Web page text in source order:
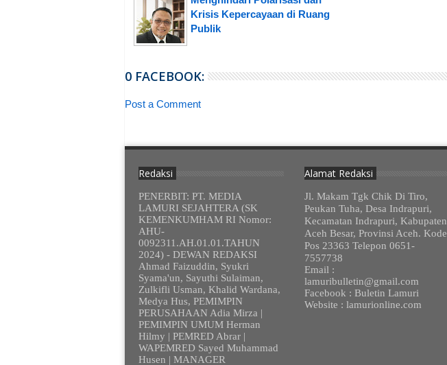
Krisis Kepercayaan di Ruang
Publik
0 FACEBOOK:
Post a Comment
Redaksi
PENERBIT: PT. MEDIA
LAMURI SEJAHTERA (SK
KEMENKUMHAM RI Nomor:
AHU-
0092311.AH.01.01.TAHUN
2024) - DEWAN REDAKSI
Ahmad Faizuddin, Syukri
Syama'un, Sayuthi Sulaiman,
Zulkifli Usman, Khalid Wardana,
Medya Hus, PEMIMPIN
PERUSAHAAN Adia Mirza |
PEMIMPIN UMUM Herman
Hilmy | PEMRED Abrar |
WAPEMRED Sayed Muhammad
Husen | MANAGER
Alamat Redaksi
Jl. Makam Tgk Chik Di Tiro,
Peukan Tuha, Desa Indrapuri,
Kecamatan Indrapuri, Kabupaten
Aceh Besar, Provinsi Aceh. Kode
Pos 23363 Telepon 0651-
7557738
Email :
lamuribulletin@gmail.com
Facebook : Buletin Lamuri
Website : lamurionline.com